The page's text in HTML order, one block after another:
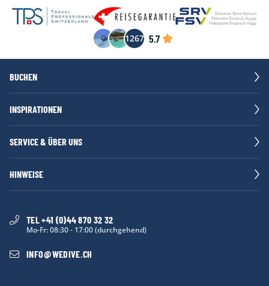
1267 5.7
BUCHEN
INSPIRATIONEN
SERVICE & ÜBER UNS
HINWEISE
TEL +41 (0)44 870 32 32
Mo-Fr: 08:30 - 17:00 (durchgehend)
INFO@WEDIVE.CH